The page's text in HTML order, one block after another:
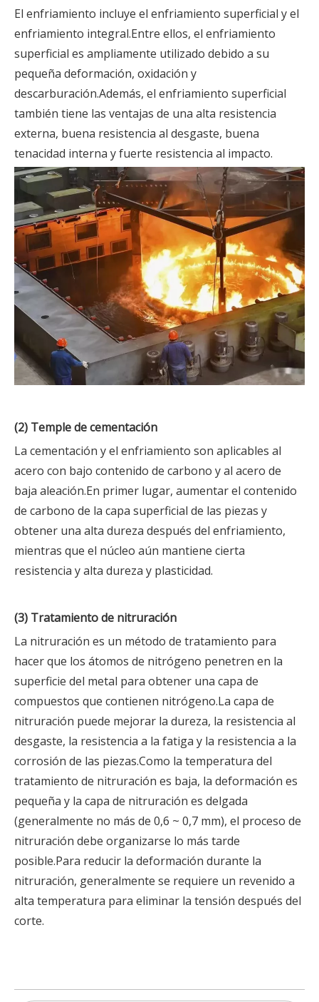
El enfriamiento incluye el enfriamiento superficial y el
enfriamiento integral.Entre ellos, el enfriamiento
superficial es ampliamente utilizado debido a su
pequeña deformación, oxidación y
descarburación.Además, el enfriamiento superficial
también tiene las ventajas de una alta resistencia
externa, buena resistencia al desgaste, buena
tenacidad interna y fuerte resistencia al impacto.
(2) Temple de cementación
La cementación y el enfriamiento son aplicables al
acero con bajo contenido de carbono y al acero de
baja aleación.En primer lugar, aumentar el contenido
de carbono de la capa superficial de las piezas y
obtener una alta dureza después del enfriamiento,
mientras que el núcleo aún mantiene cierta
resistencia y alta dureza y plasticidad.
(3) Tratamiento de nitruración
La nitruración es un método de tratamiento para
hacer que los átomos de nitrógeno penetren en la
superficie del metal para obtener una capa de
compuestos que contienen nitrógeno.La capa de
nitruración puede mejorar la dureza, la resistencia al
desgaste, la resistencia a la fatiga y la resistencia a la
corrosión de las piezas.Como la temperatura del
tratamiento de nitruración es baja, la deformación es
pequeña y la capa de nitruración es delgada
(generalmente no más de 0,6 ~ 0,7 mm), el proceso de
nitruración debe organizarse lo más tarde
posible.Para reducir la deformación durante la
nitruración, generalmente se requiere un revenido a
alta temperatura para eliminar la tensión después del
corte.